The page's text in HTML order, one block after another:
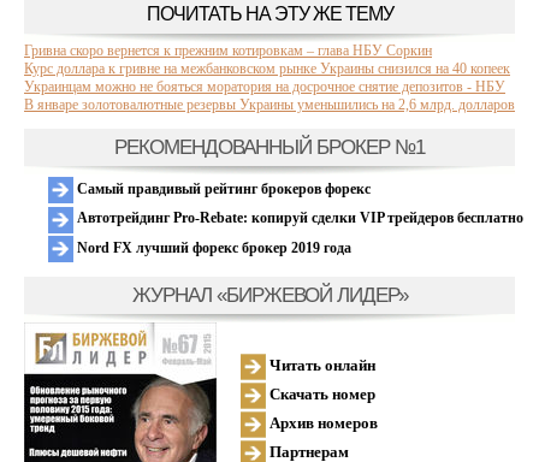
ПОЧИТАТЬ НА ЭТУ ЖЕ ТЕМУ
Гривна скоро вернется к прежним котировкам – глава НБУ Соркин
Курс доллара к гривне на межбанковском рынке Украины снизился на 40 копеек
Украинцам можно не бояться моратория на досрочное снятие депозитов - НБУ
В январе золотовалютные резервы Украины уменьшились на 2,6 млрд. долларов
РЕКОМЕНДОВАННЫЙ БРОКЕР №1
Самый правдивый рейтинг брокеров форекс
Автотрейдинг Pro-Rebate: копируй сделки VIP трейдеров бесплатно
Nord FX лучший форекс брокер 2019 года
ЖУРНАЛ «БИРЖЕВОЙ ЛИДЕР»
Читать онлайн
Скачать номер
Архив номеров
Партнерам